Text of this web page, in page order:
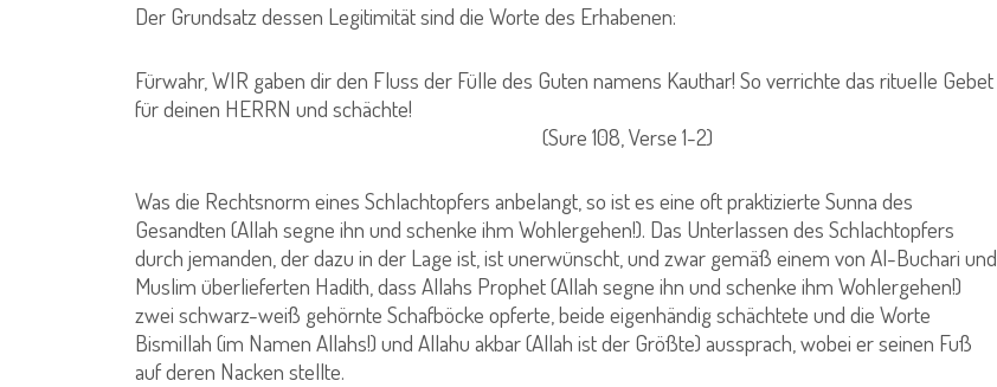
Der Grundsatz dessen Legitimität sind die Worte des Erhabenen:
Fürwahr, WIR gaben dir den Fluss der Fülle des Guten namens Kauthar! So verrichte das rituelle Gebet
für deinen HERRN und schächte!
(Sure 108, Verse 1-2)
Was die Rechtsnorm eines Schlachtopfers anbelangt, so ist es eine oft praktizierte Sunna des
Gesandten (Allah segne ihn und schenke ihm Wohlergehen!). Das Unterlassen des Schlachtopfers
durch jemanden, der dazu in der Lage ist, ist unerwünscht, und zwar gemäß einem von Al-Buchari und
Muslim überlieferten Hadith, dass Allahs Prophet (Allah segne ihn und schenke ihm Wohlergehen!)
zwei schwarz-weiß gehörnte Schafböcke opferte, beide eigenhändig schächtete und die Worte
Bismillah (im Namen Allahs!) und Allahu akbar (Allah ist der Größte) aussprach, wobei er seinen Fuß
auf deren Nacken stellte.